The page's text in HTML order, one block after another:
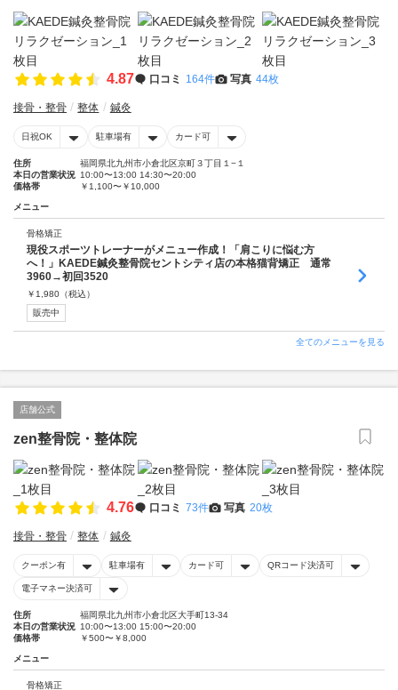
4.87 口コミ 164件 写真 44枚
接骨・整骨 整体 鍼灸
日祝OK 駐車場有 カード可
住所
福岡県北九州市小倉北区京町３丁目１−１
本日の営業状況 10:00〜13:00 14:30〜20:00
価格帯
￥1,100〜￥10,000
メニュー
骨格矯正
現役スポーツトレーナーがメニュー作成！「肩こりに悩む方
へ！」KAEDE鍼灸整骨院セントシティ店の本格猫背矯正 通常
3960→初回3520
￥ 1,980 （税込）
販売中
全てのメニューを見る
店舗公式
zen整骨院・整体院
4.76 口コミ 73件 写真 20枚
接骨・整骨 整体 鍼灸
クーポン有 駐車場有 カード可 QRコード決済可
電子マネー決済可
住所
福岡県北九州市小倉北区大手町13-34
本日の営業状況 10:00〜13:00 15:00〜20:00
価格帯
￥500〜￥8,000
メニュー
骨格矯正